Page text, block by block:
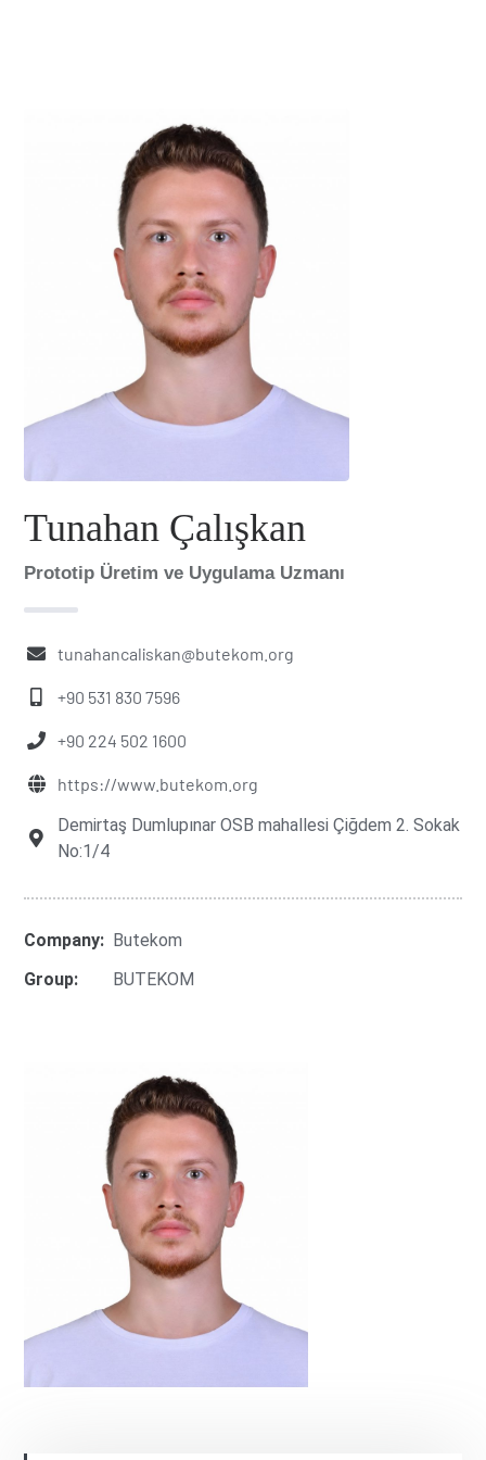
Tunahan Çalışkan
Prototip Üretim ve Uygulama Uzmanı
tunahancaliskan@butekom.org
+90 531 830 7596
+90 224 502 1600
https://www.butekom.org
Demirtaş Dumlupınar OSB mahallesi Çiğdem 2. Sokak
No:1/4
Company: Butekom
Group:
BUTEKOM